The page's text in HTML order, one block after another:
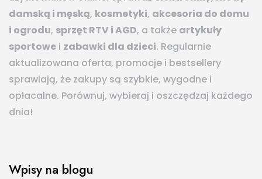
damską i męską, kosmetyki, akcesoria do domu
i ogrodu, sprzęt RTV i AGD, a także artykuły
sportowe i zabawki dla dzieci. Regularnie
aktualizowana oferta, promocje i bestsellery
sprawiają, że zakupy są szybkie, wygodne i
opłacalne. Porównuj, wybieraj i oszczędzaj każdego
dnia!
Wpisy na blogu